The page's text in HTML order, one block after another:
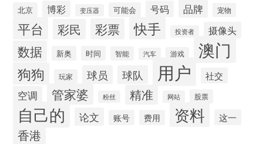
北京 博彩 变压器 可能会 号码 品牌 宠物
平台 彩民 彩票 快手 投资者 摄像头
数据 新奥 时间 智能 汽车 游戏 澳门
狗狗 玩家 球员 球队 用户 社交
空调 管家婆 粉丝 精准 网站 股票
自己的 论文 账号 费用 资料 这一
香港